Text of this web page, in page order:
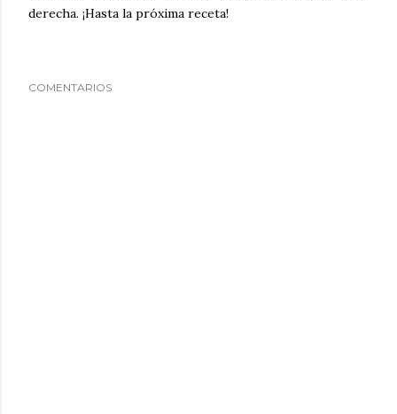
derecha. ¡Hasta la próxima receta!
COMENTARIOS